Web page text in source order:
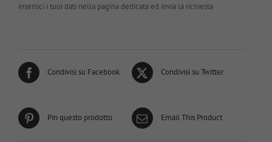
inserisci i tuoi dati nella pagina dedicata ed invia la richiesta
Condivisi su Facebook Condivisi su Twitter
Pin questo prodotto Email This Product